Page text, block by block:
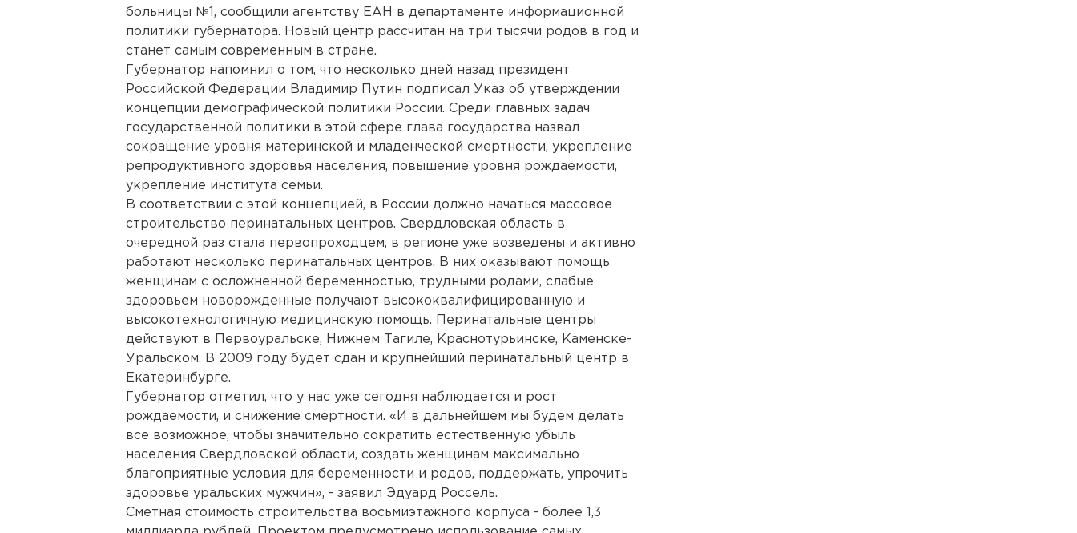
больницы №1, сообщили агентству ЕАН в департаменте информационной
политики губернатора. Новый центр рассчитан на три тысячи родов в год и
станет самым современным в стране.
Губернатор напомнил о том, что несколько дней назад президент
Российской Федерации Владимир Путин подписал Указ об утверждении
концепции демографической политики России. Среди главных задач
государственной политики в этой сфере глава государства назвал
сокращение уровня материнской и младенческой смертности, укрепление
репродуктивного здоровья населения, повышение уровня рождаемости,
укрепление института семьи.
В соответствии с этой концепцией, в России должно начаться массовое
строительство перинатальных центров. Свердловская область в
очередной раз стала первопроходцем, в регионе уже возведены и активно
работают несколько перинатальных центров. В них оказывают помощь
женщинам с осложненной беременностью, трудными родами, слабые
здоровьем новорожденные получают высококвалифицированную и
высокотехнологичную медицинскую помощь. Перинатальные центры
действуют в Первоуральске, Нижнем Тагиле, Краснотурьинске, Каменске-
Уральском. В 2009 году будет сдан и крупнейший перинатальный центр в
Екатеринбурге.
Губернатор отметил, что у нас уже сегодня наблюдается и рост
рождаемости, и снижение смертности. «И в дальнейшем мы будем делать
все возможное, чтобы значительно сократить естественную убыль
населения Свердловской области, создать женщинам максимально
благоприятные условия для беременности и родов, поддержать, упрочить
здоровье уральских мужчин», - заявил Эдуард Россель.
Сметная стоимость строительства восьмиэтажного корпуса - более 1,3